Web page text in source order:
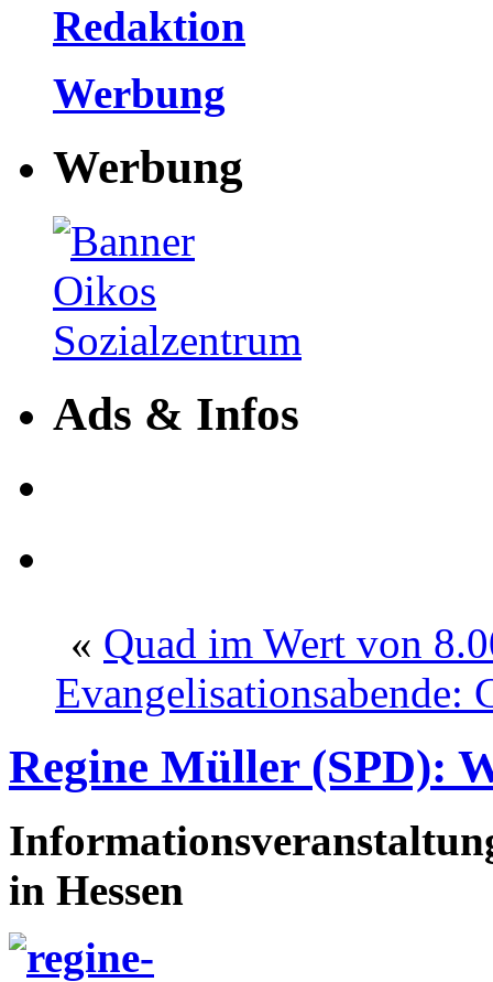
Redaktion
Werbung
Werbung
Ads & Infos
« Quad im Wert von
Evangelisationsabende:
Regine Müller (SPD):
in Hessen